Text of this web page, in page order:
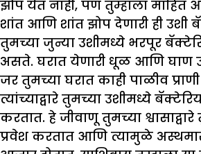
झोप येत नाही, पण तुम्हाला माहित
शांत आणि शांत झोप देणारी ही उशी
तुमच्या जुन्या उशीमध्ये भरपूर
असते. घरात येणारी धूळ आणि घाण
जर तुमच्या घरात काही पाळीव
त्यांच्याद्वारे तुमच्या उशीमध्ये
करतात. हे जीवाणू तुमच्या श्वासाद्वारे
प्रवेश करतात आणि त्यामुळे